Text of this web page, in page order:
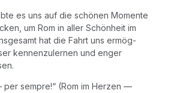
es uns auf die schö­nen Momen­te
um Rom in aller Schön­heit im
hat die Fahrt uns ermög­
ken­nen­zu­ler­nen und enger
per semp­re!“ (Rom im Her­zen —